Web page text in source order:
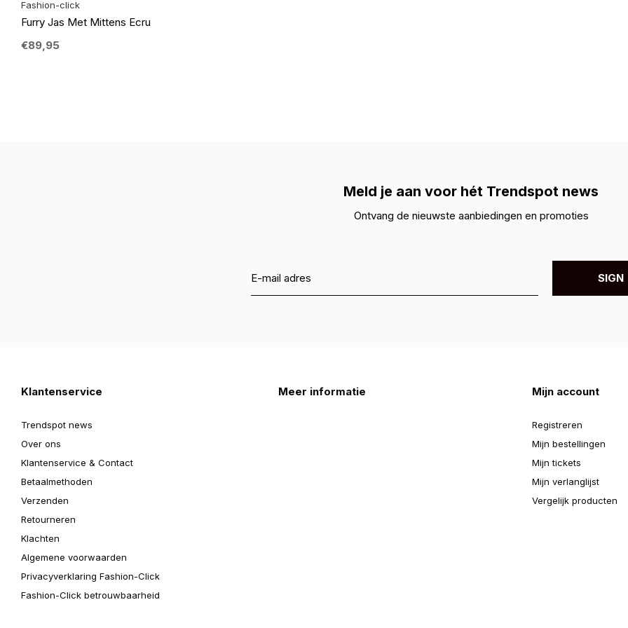
Fashion-click
Furry Jas Met Mittens Ecru
€89,95
Meld je aan voor hét Trendspot news
Ontvang de nieuwste aanbiedingen en promoties
SIGN
Klantenservice
Trendspot news
Over ons
Klantenservice & Contact
Betaalmethoden
Verzenden
Retourneren
Klachten
Algemene voorwaarden
Privacyverklaring Fashion-Click
Fashion-Click betrouwbaarheid
Meer informatie Mijn account
Registreren
Mijn bestellingen
Mijn tickets
Mijn verlanglijst
Vergelijk producten